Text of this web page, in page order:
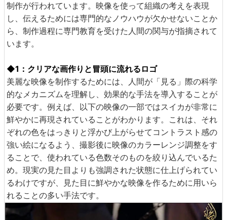
制作が行われています。映像を使って組織の考えを表現
し、伝えるためには専門的なノウハウが欠かせないことか
ら、制作過程に専門教育を受けた人間の関与が指摘されて
います。
◆1：クリアな画作りと冒頭に流れるロゴ
美麗な映像を制作するためには、人間が「見る」際の科学
的なメカニズムを理解し、効果的な手法を導入することが
必要です。例えば、以下の映像の一部ではスイカが非常に
鮮やかに再現されていることがわかります。これは、それ
ぞれの色をはっきりと浮かび上がらせてコントラスト感の
強い絵になるよう、撮影後に映像のカラーレンジ調整をす
ることで、使われている色数そのものを絞り込んでいるた
め。現実の見た目よりも強調された状態に仕上げられてい
るわけですが、見た目に鮮やかな映像を作るために用いら
れることの多い手法です。